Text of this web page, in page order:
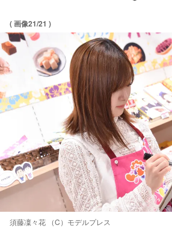
( 画像21/21 )
須藤凜々花 （C）モデルプレス